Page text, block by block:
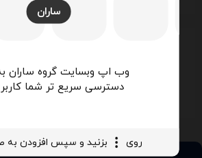
ساران
وب اپ وبسایت گروه ساران
دسترسی سریع تر شما کاربر
روی بزنید و سپس افزودن به